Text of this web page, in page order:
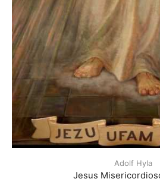
Adolf Hyla
Jesus